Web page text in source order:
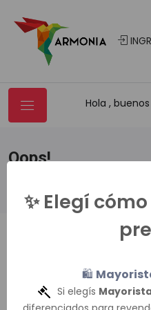
Hola ,
Oops!
✨ Elegí
🛍️
Si elegís